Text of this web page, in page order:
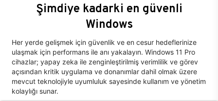
Şimdiye kadarki en güvenli
Windows
Her yerde gelişmek için güvenlik ve en cesur hedeflerinize
ulaşmak için performans ile anı yakalayın. Windows 11 Pro
cihazlar; yapay zeka ile zenginleştirilmiş verimlilik ve görev
açısından kritik uygulama ve donanımlar dahil olmak üzere
mevcut teknolojiyle uyumluluk sayesinde kullanım ve yönetim
kolaylığı sunar.